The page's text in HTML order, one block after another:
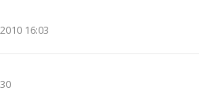
16:03